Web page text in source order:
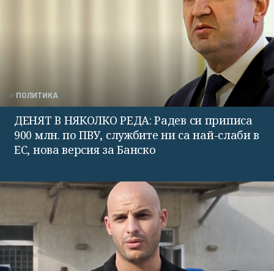
ПОЛИТИКА
ДЕНЯТ В НЯКОЛКО РЕДА: Радев си приписа
900 млн. по ПВУ, службите ни са най-слаби в
ЕС, нова версия за Банско